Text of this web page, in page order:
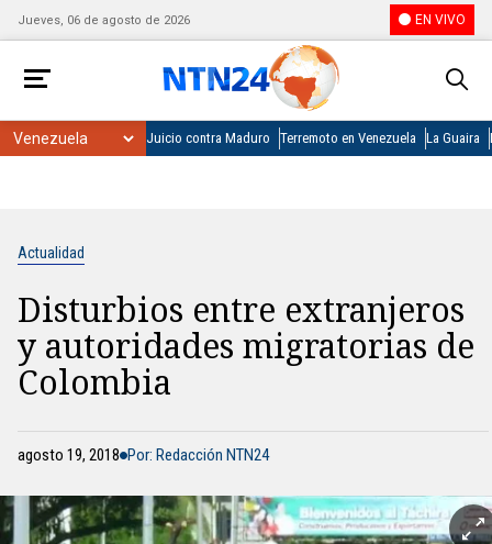
Jueves, 06 de agosto de 2026 EN VIVO
Juicio contra Maduro Terremoto en Venezuela La Guaira
Actualidad
Disturbios entre extranjeros
y autoridades migratorias de
Colombia
agosto 19, 2018 Por: Redacción NTN24